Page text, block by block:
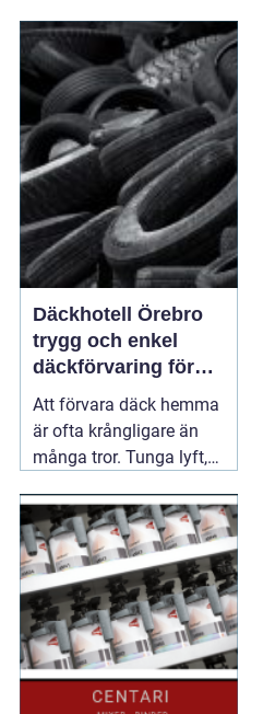
vanliga bilägare.
Kombinationen av lägre
priser, miljönytta och
känslan av kontroll över
vad som hamnar i bile...
Däckhotell Örebro
trygg och enkel
däckförvaring för
säkrare körning
Att förvara däck hemma
är ofta krångligare än
många tror. Tunga lyft,
osäkerhet kring hur
däcken egentligen ska
ligga gör att förvaringen
sällan blir optimal.
Därför har allt fler
bilägare börjat leta06
april 2026